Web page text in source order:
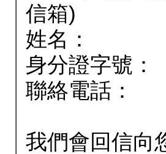
信箱)
姓名：
身分證字號：
聯絡電話：
我們會回信向